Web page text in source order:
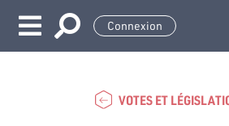
Connexion
VOTES ET